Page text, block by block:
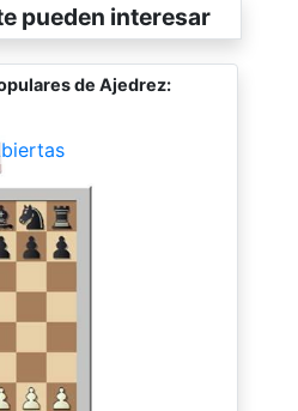
pueden interesar
de Ajedrez: